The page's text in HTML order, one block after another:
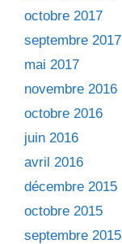
octobre 2017
septembre 2017
mai 2017
novembre 2016
octobre 2016
juin 2016
avril 2016
décembre 2015
octobre 2015
septembre 2015